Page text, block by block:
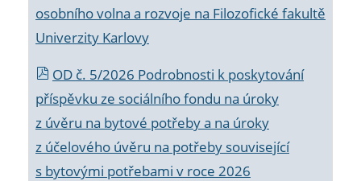
osobního volna a rozvoje na Filozofické fakultě
Univerzity Karlovy
OD č. 5/2026 Podrobnosti k poskytování
příspěvku ze sociálního fondu na úroky
z úvěru na bytové potřeby a na úroky
z účelového úvěru na potřeby související
s bytovými potřebami v roce 2026